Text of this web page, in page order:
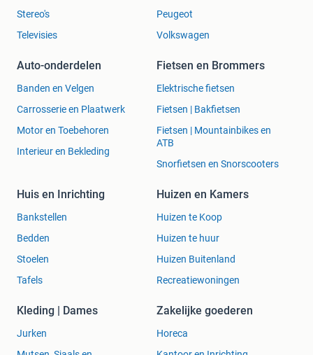
Stereo's
Televisies
Peugeot
Volkswagen
Auto-onderdelen
Banden en Velgen
Carrosserie en Plaatwerk
Motor en Toebehoren
Interieur en Bekleding
Fietsen en Brommers
Elektrische fietsen
Fietsen | Bakfietsen
Fietsen | Mountainbikes en
ATB
Snorfietsen en Snorscooters
Huis en Inrichting
Bankstellen
Bedden
Stoelen
Tafels
Huizen en Kamers
Huizen te Koop
Huizen te huur
Huizen Buitenland
Recreatiewoningen
Kleding | Dames
Jurken
Zakelijke goederen
Horeca